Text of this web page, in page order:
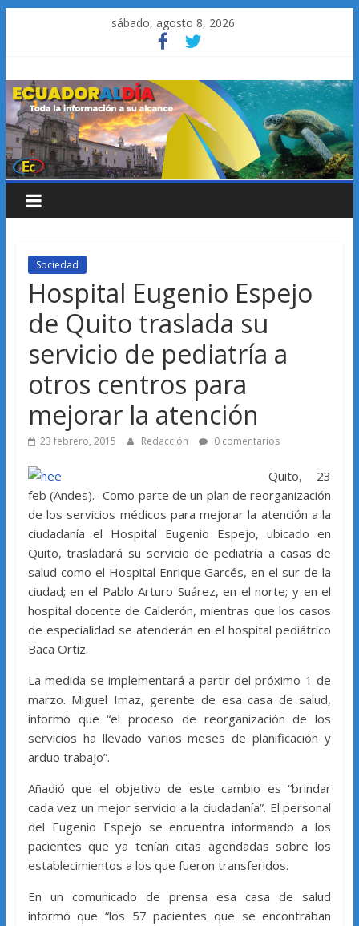
sábado, agosto 8, 2026
Sociedad
Hospital Eugenio Espejo
de Quito traslada su
servicio de pediatría a
otros centros para
mejorar la atención
23 febrero, 2015 Redacción 0 comentarios
Quito, 23
feb (Andes).- Como parte de un plan de reorganización
de los servicios médicos para mejorar la atención a la
ciudadanía el Hospital Eugenio Espejo, ubicado en
Quito, trasladará su servicio de pediatría a casas de
salud como el Hospital Enrique Garcés, en el sur de la
ciudad; en el Pablo Arturo Suárez, en el norte; y en el
hospital docente de Calderón, mientras que los casos
de especialidad se atenderán en el hospital pediátrico
Baca Ortiz.
La medida se implementará a partir del próximo 1 de
marzo. Miguel Imaz, gerente de esa casa de salud,
informó que “el proceso de reorganización de los
servicios ha llevado varios meses de planificación y
arduo trabajo”.
Añadió que el objetivo de este cambio es “brindar
cada vez un mejor servicio a la ciudadanía”. El personal
del Eugenio Espejo se encuentra informando a los
pacientes que ya tenían citas agendadas sobre los
establecimientos a los que fueron transferidos.
En un comunicado de prensa esa casa de salud
informó que “los 57 pacientes que se encontraban